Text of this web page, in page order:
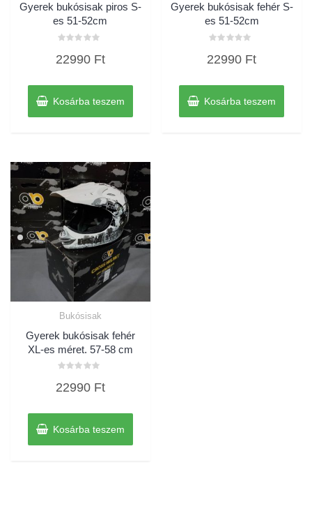
Gyerek bukósisak piros S-
es 51-52cm
0
22990 Ft
Kosárba teszem
Gyerek bukósisak fehér S-
es 51-52cm
0
22990 Ft
Kosárba teszem
Bukósisak
Gyerek bukósisak fehér
XL-es méret. 57-58 cm
0
22990 Ft
Kosárba teszem